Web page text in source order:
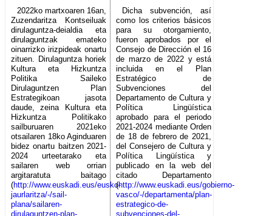
2022ko martxoaren 16an,
Zuzendaritza Kontseiluak
dirulaguntza-deialdia eta
dirulaguntzak emateko
oinarrizko irizpideak onartu
zituen. Dirulaguntza horiek
Kultura eta Hizkuntza
Politika Saileko
Dirulaguntzen Plan
Estrategikoan jasota
daude, zeina Kultura eta
Hizkuntza Politikako
sailburuaren 2021eko
otsailaren 18ko Aginduaren
bidez onartu baitzen 2021-
2024 urteetarako eta
sailaren web orrian
argitaratuta baitago
(http://www.euskadi.eus/eusko-
jaurlaritza/-/sail-
plana/sailaren-
dirulaguntzen-plan-
Dicha subvención, así
como los criterios básicos
para su otorgamiento,
fueron aprobados por el
Consejo de Dirección el 16
de marzo de 2022 y está
incluida en el Plan
Estratégico de
Subvenciones del
Departamento de Cultura y
Política Lingüística
aprobado para el periodo
2021-2024 mediante Orden
de 18 de febrero de 2021,
del Consejero de Cultura y
Política Lingüística y
publicado en la web del
citado Departamento
(http://www.euskadi.eus/gobierno-
vasco/-/departamenta/plan-
estrategico-de-
subvenciones-del-